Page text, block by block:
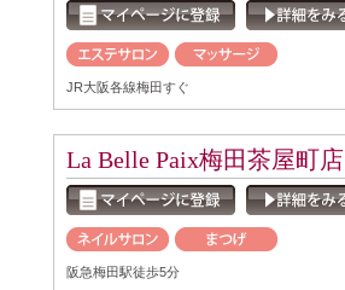
JR大阪各線梅田すぐ
La Belle Paix梅田茶屋町店
阪急梅田駅徒歩5分